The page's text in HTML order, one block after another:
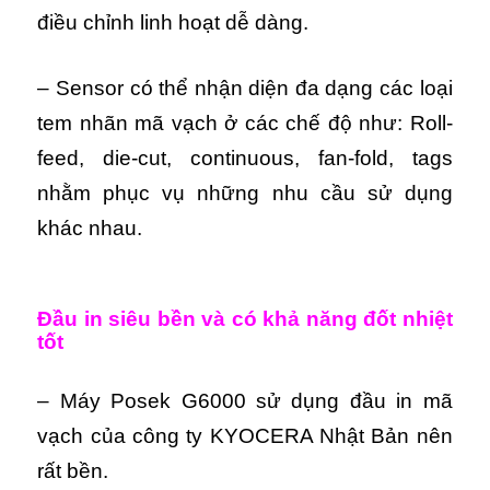
điều chỉnh linh hoạt dễ dàng.
– Sensor có thể nhận diện đa dạng các loại
tem nhãn mã vạch ở các chế độ như: Roll-
feed, die-cut, continuous, fan-fold, tags
nhằm phục vụ những nhu cầu sử dụng
khác nhau.
Đầu in siêu bền và có khả năng đốt nhiệt
tốt
– Máy Posek G6000 sử dụng đầu in mã
vạch của công ty KYOCERA Nhật Bản nên
rất bền.